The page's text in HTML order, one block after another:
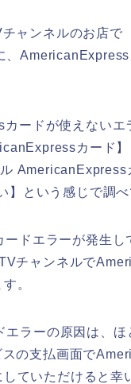
ャンネルのお店で
、AmericanExpress
ードが使えないエ
カード
という感じで調べ
ドエラーが発生し
チャンネルで
。
ラーの原因は、ほ
の支払画面で
ていただけると幸